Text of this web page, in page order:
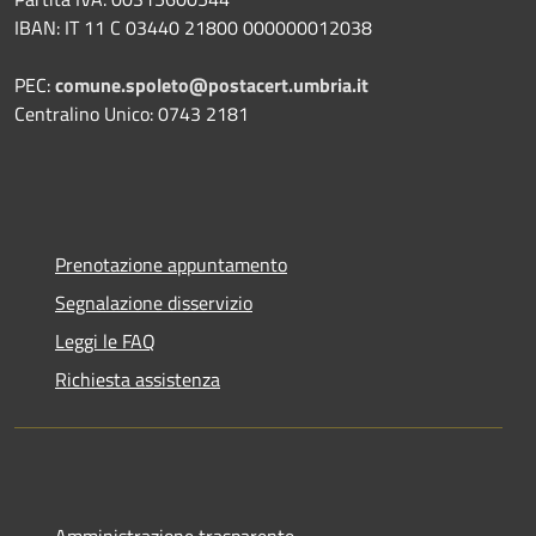
IBAN: IT 11 C 03440 21800 000000012038
PEC:comune.spoleto@postacert.umbria.it
Centralino Unico: 0743 2181
Prenotazione appuntamento
Segnalazione disservizio
Leggi le FAQ
Richiesta assistenza